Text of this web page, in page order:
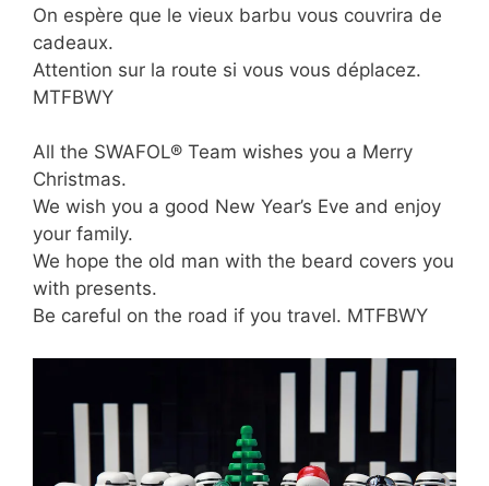
On espère que le vieux barbu vous couvrira de
cadeaux.
Attention sur la route si vous vous déplacez.
MTFBWY
All the SWAFOL® Team wishes you a Merry
Christmas.
We wish you a good New Year’s Eve and enjoy
your family.
We hope the old man with the beard covers you
with presents.
Be careful on the road if you travel. MTFBWY